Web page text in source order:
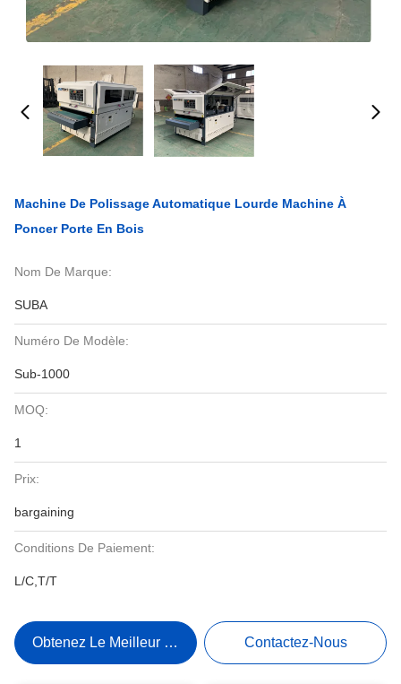
Machine De Polissage Automatique Lourde Machine À
Poncer Porte En Bois
Nom De Marque:
SUBA
Numéro De Modèle:
Sub-1000
MOQ:
1
Prix:
bargaining
Conditions De Paiement:
L/C,T/T
Obtenez Le Meilleur Prix Contactez-Nous